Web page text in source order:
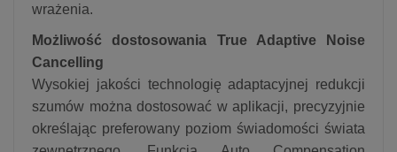
wrażenia.
Możliwość dostosowania True Adaptive Noise
Cancelling
Wysokiej jakości technologię adaptacyjnej redukcji
szumów można dostosować w aplikacji, precyzyjnie
określając preferowany poziom świadomości świata